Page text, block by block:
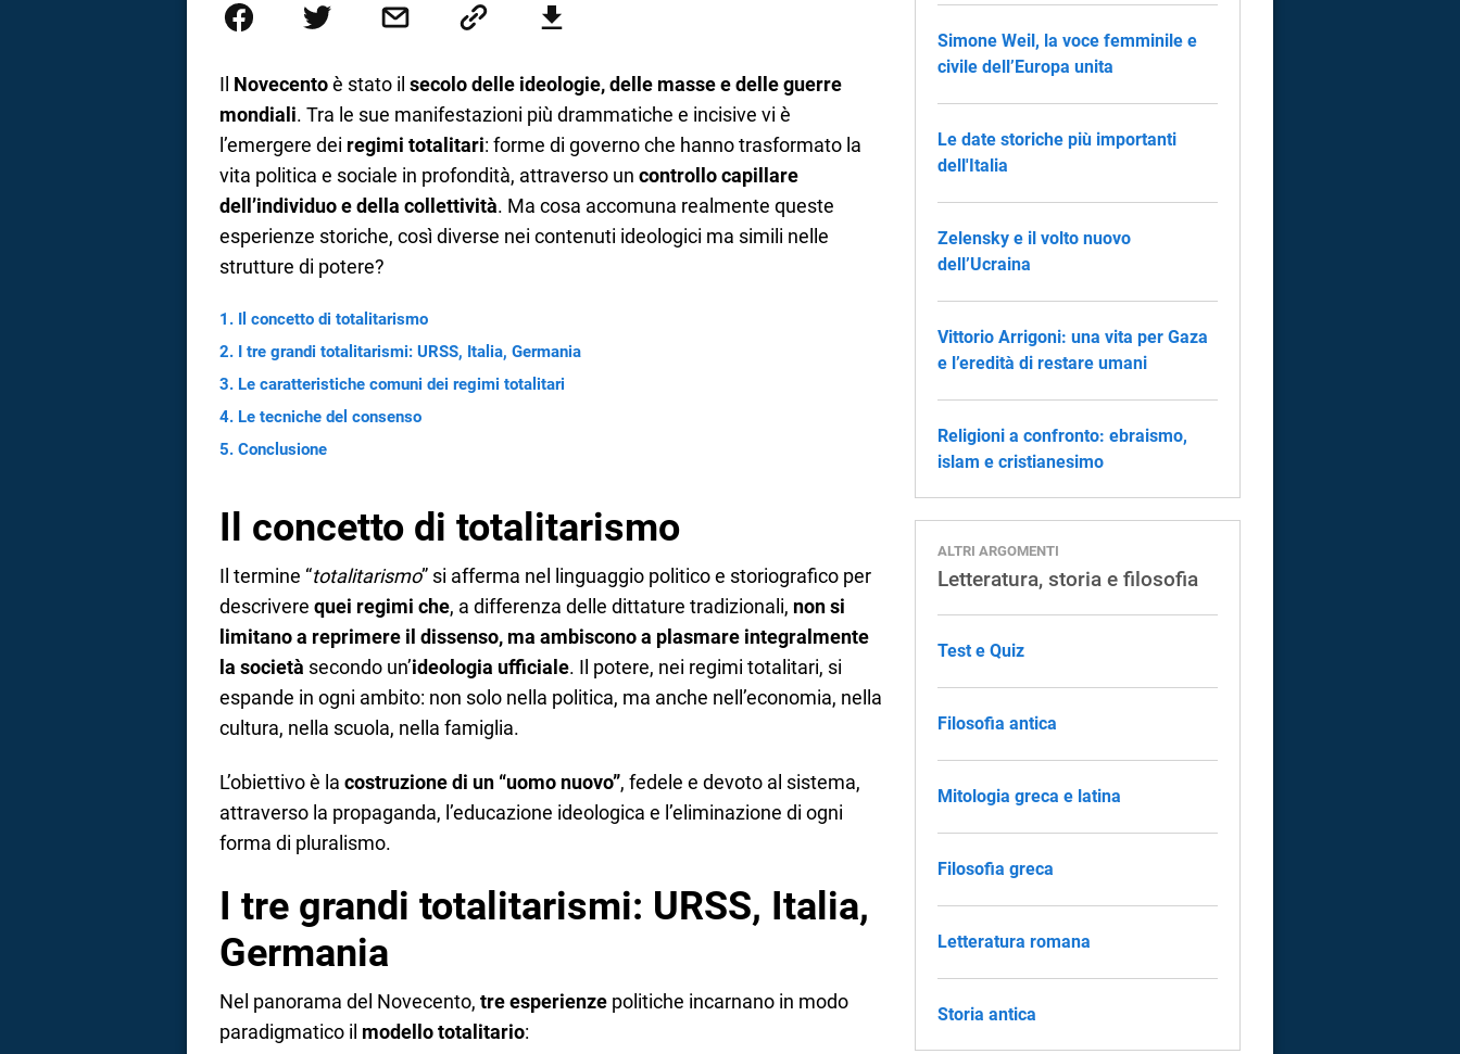
scrittura a quello per lo studio dedicandomi per anni al lavoro di ricercatore. Oggi sono
Il Novecentoè stato il secolo delle ideologie, delle masse e delle guerre
mondiali. Tra le sue manifestazioni più drammatiche e incisive vi è
l’emergere dei regimi totalitari: forme di governo che hanno trasformato la
vita politica e sociale in profondità, attraverso un controllo capillare
dell’individuo e della collettività. Ma cosa accomuna realmente queste
esperienze storiche, così diverse nei contenuti ideologici ma simili nelle
strutture di potere?
Il concetto di totalitarismo
I tre grandi totalitarismi: URSS, Italia, Germania
Le caratteristiche comuni dei regimi totalitari
Le tecniche del consenso
Conclusione
Il concetto di totalitarismo
Il termine “totalitarismo” si afferma nel linguaggio politico e storiografico per
descrivere quei regimi che, a differenza delle dittature tradizionali, non si
limitano a reprimere il dissenso, ma ambiscono a plasmare integralmente
la società secondo un’ideologia ufficiale. Il potere, nei regimi totalitari, si
espande in ogni ambito: non solo nella politica, ma anche nell’economia, nella
cultura, nella scuola, nella famiglia.
L’obiettivo è la costruzione di un “uomo nuovo”, fedele e devoto al sistema,
attraverso la propaganda, l’educazione ideologica e l’eliminazione di ogni
forma di pluralismo.
I tre grandi totalitarismi: URSS, Italia,
Germania
Nel panorama del Novecento, tre esperienze politiche incarnano in modo
paradigmatico il modello totalitario:
Simone Weil, la voce femminile e
civile dell’Europa unita
Le date storiche più importanti
dell'Italia
Zelensky e il volto nuovo
dell’Ucraina
Vittorio Arrigoni: una vita per Gaza
e l’eredità di restare umani
Religioni a confronto: ebraismo,
islam e cristianesimo
ALTRI ARGOMENTI
Letteratura, storia e filosofia
Test e Quiz
Filosofia antica
Mitologia greca e latina
Filosofia greca
Letteratura romana
Storia antica